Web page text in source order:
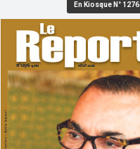
En Kiosque N° 1276